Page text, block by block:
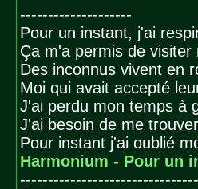
--------------------
Pour un instant, j'ai
Ça m'a permis de visiter
Des inconnus vivent en
Moi qui avait accepté
J'ai perdu mon temps à
J'ai besoin de me
Pour instant j'ai oublié
Harmonium - Pour un
--------------------------------